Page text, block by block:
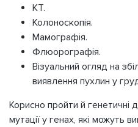
КТ.
Колоноскопія.
Мамографія.
Флюорографія.
Візуальний огляд на
виявлення пухлин у
Корисно пройти й генетичні
мутації у генах, які можуть